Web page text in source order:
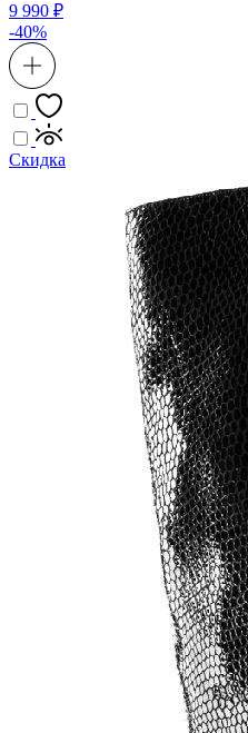
9 990 ₽
-40%
Скидка